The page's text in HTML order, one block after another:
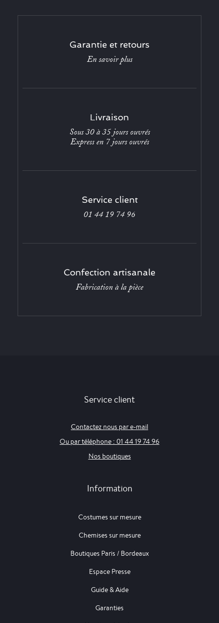
Garantie et retours
En savoir plus
Livraison
Sous 30 à 35 jours ouvrés
Express en 7 jours ouvrés
Service client
01 44 19 74 96
Confection artisanale
Fabrication à la pièce
Service client
Contactez nous par e-mail
Ou par téléphone : 01 44 19 74 96
Nos boutiques
Information
Costumes sur mesure
Chemises sur mesure
Boutiques Paris / Bordeaux
Espace Presse
Guide & Aide
Garanties